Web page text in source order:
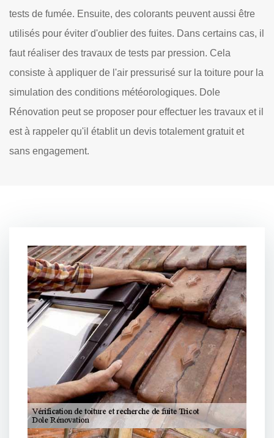
tests de fumée. Ensuite, des colorants peuvent aussi être
utilisés pour éviter d'oublier des fuites. Dans certains cas, il
faut réaliser des travaux de tests par pression. Cela
consiste à appliquer de l'air pressurisé sur la toiture pour la
simulation des conditions météorologiques. Dole
Rénovation peut se proposer pour effectuer les travaux et il
est à rappeler qu'il établit un devis totalement gratuit et
sans engagement.